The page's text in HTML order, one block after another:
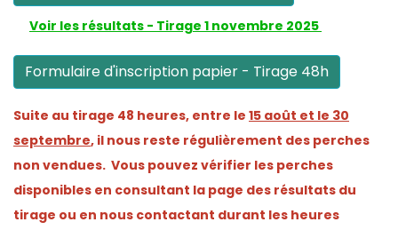
Voir les résultats - Tirage 1 novembre 2025
Formulaire d'inscription papier - Tirage 48h
Suite au tirage 48 heures, entre le 15 août et le 30
septembre, il nous reste régulièrement des perches
non vendues. Vous pouvez vérifier les perches
disponibles en consultant la page des résultats du
tirage ou en nous contactant durant les heures